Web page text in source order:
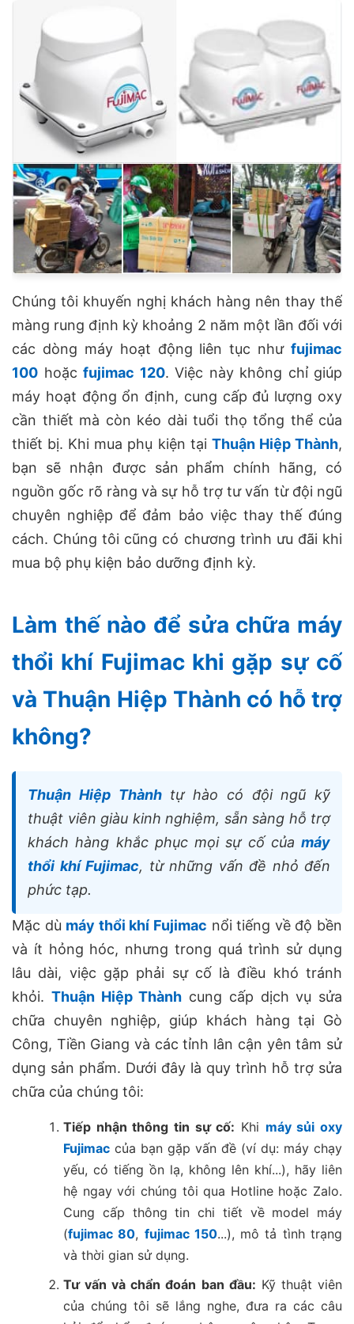
Chúng tôi khuyến nghị khách hàng nên thay thế
màng rung định kỳ khoảng 2 năm một lần đối với
các dòng máy hoạt động liên tục như fujimac
100 hoặc fujimac 120. Việc này không chỉ giúp
máy hoạt động ổn định, cung cấp đủ lượng oxy
cần thiết mà còn kéo dài tuổi thọ tổng thể của
thiết bị. Khi mua phụ kiện tại Thuận Hiệp Thành,
bạn sẽ nhận được sản phẩm chính hãng, có
nguồn gốc rõ ràng và sự hỗ trợ tư vấn từ đội ngũ
chuyên nghiệp để đảm bảo việc thay thế đúng
cách. Chúng tôi cũng có chương trình ưu đãi khi
mua bộ phụ kiện bảo dưỡng định kỳ.
Làm thế nào để sửa chữa máy
thổi khí Fujimac khi gặp sự cố
và Thuận Hiệp Thành có hỗ trợ
không?
Thuận Hiệp Thànhtự hào có đội ngũ kỹ
thuật viên giàu kinh nghiệm, sẵn sàng hỗ trợ
khách hàng khắc phục mọi sự cố của máy
thổi khí Fujimac, từ những vấn đề nhỏ đến
phức tạp.
Mặc dù máy thổi khí Fujimac nổi tiếng về độ bền
và ít hỏng hóc, nhưng trong quá trình sử dụng
lâu dài, việc gặp phải sự cố là điều khó tránh
khỏi. Thuận Hiệp Thành cung cấp dịch vụ sửa
chữa chuyên nghiệp, giúp khách hàng tại Gò
Công, Tiền Giang và các tỉnh lân cận yên tâm sử
dụng sản phẩm. Dưới đây là quy trình hỗ trợ sửa
chữa của chúng tôi:
Tiếp nhận thông tin sự cố: Khi máy sủi oxy
Fujimac của bạn gặp vấn đề (ví dụ: máy chạy
yếu, có tiếng ồn lạ, không lên khí...), hãy liên
hệ ngay với chúng tôi qua Hotline hoặc Zalo.
Cung cấp thông tin chi tiết về model máy
(fujimac 80, fujimac 150...), mô tả tình trạng
và thời gian sử dụng.
Tư vấn và chẩn đoán ban đầu: Kỹ thuật viên
của chúng tôi sẽ lắng nghe, đưa ra các câu